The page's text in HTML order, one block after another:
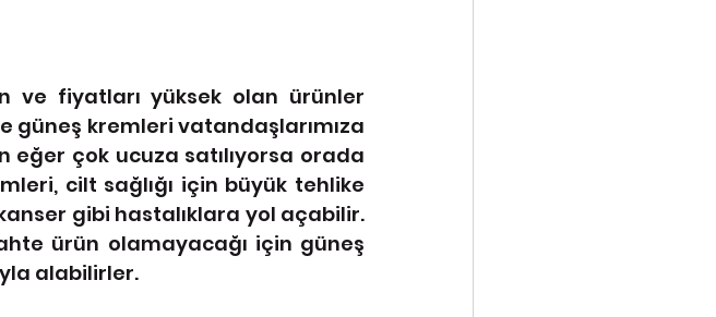
ve fiyatları yüksek olan ürünler
güneş kremleri vatandaşlarımıza
eğer çok ucuza satılıyorsa orada
cilt sağlığı için büyük tehlike
gibi hastalıklara yol açabilir.
ürün olamayacağı için güneş
alabilirler.